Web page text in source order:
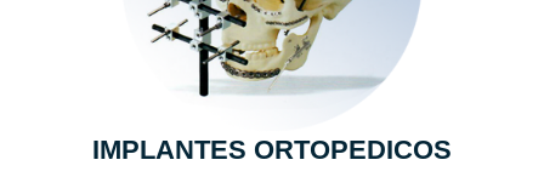
IMPLANTES ORTOPEDICOS